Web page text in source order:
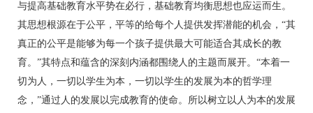
与提高基础教育水平势在必行，基础教育均衡思想也应运而生。
其思想根源在于公平，平等的给每个人提供发挥潜能的机会，“其
真正的公平是能够为每一个孩子提供最大可能适合其成长的教
育。”其特点和蕴含的深刻内涵都围绕人的主题而展开。“本着一
切为人，一切以学生为本，一切以学生的发展为本的哲学理
念，”通过人的发展以完成教育的使命。所以树立以人为本的发展